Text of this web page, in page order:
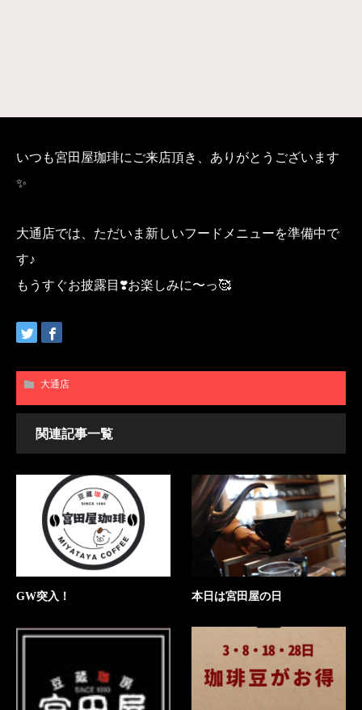
いつも宮田屋珈琲にご来店頂き、ありがとうございます
✨
大通店では、ただいま新しいフードメニューを準備中で
す♪
もうすぐお披露目❣️お楽しみに〜っ🥰
大通店
関連記事一覧
GW突入！ 本日は宮田屋の日